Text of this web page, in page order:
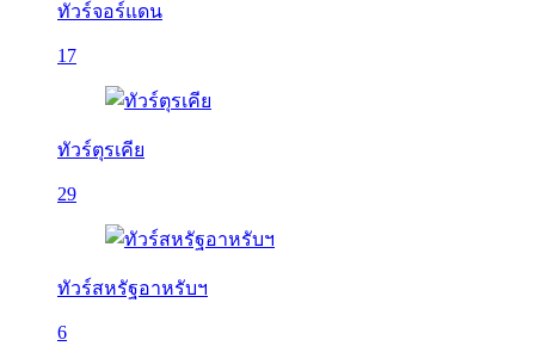
ทัวร์จอร์แดน
17
ทัวร์ตุรเคีย
29
ทัวร์สหรัฐอาหรับฯ
6